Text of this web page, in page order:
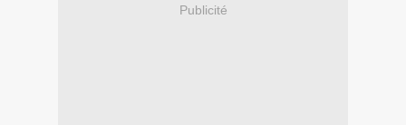
Publicité